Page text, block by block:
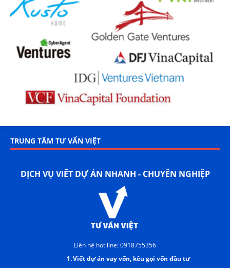
TRUNG TÂM TƯ VẤN VIỆT
DỊCH VỤ VIẾT DỰ ÁN NHANH - CHUYÊN NGHIỆP
Liên hệ hot line: 0918755356
1.Viết dự án vay vốn, kêu gọi vốn đầu tư